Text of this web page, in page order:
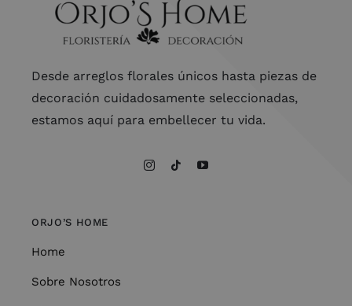
Desde arreglos florales únicos hasta piezas de
decoración cuidadosamente seleccionadas,
estamos aquí para embellecer tu vida.
ORJO’S HOME
Home
Sobre Nosotros